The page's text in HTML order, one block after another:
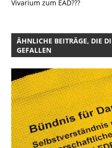
Vivarium zum EAD???
ÄHNLICHE BEITRÄGE, DIE
GEFALLEN